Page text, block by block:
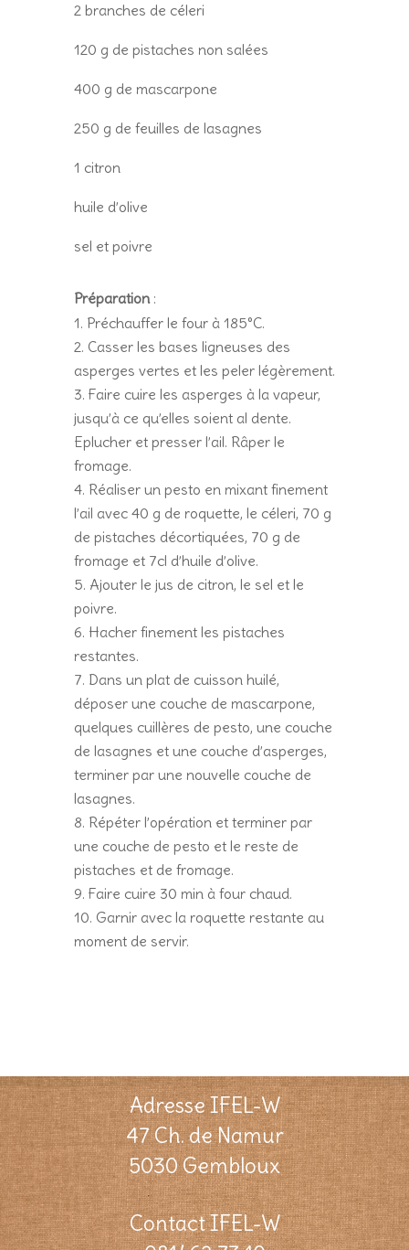
2 branches de céleri
120 g de pistaches non salées
400 g de mascarpone
250 g de feuilles de lasagnes
1 citron
huile d’olive
sel et poivre
Préparation:
Préchauffer le four à 185°C.
Casser les bases ligneuses des
asperges vertes et les peler légèrement.
Faire cuire les asperges à la vapeur,
jusqu’à ce qu’elles soient al dente.
Eplucher et presser l’ail. Râper le
fromage.
Réaliser un pesto en mixant finement
l’ail avec 40 g de roquette, le céleri, 70 g
de pistaches décortiquées, 70 g de
fromage et 7cl d’huile d’olive.
Ajouter le jus de citron, le sel et le
poivre.
Hacher finement les pistaches
restantes.
Dans un plat de cuisson huilé,
déposer une couche de mascarpone,
quelques cuillères de pesto, une couche
de lasagnes et une couche d’asperges,
terminer par une nouvelle couche de
lasagnes.
Répéter l’opération et terminer par
une couche de pesto et le reste de
pistaches et de fromage.
Faire cuire 30 min à four chaud.
Garnir avec la roquette restante au
moment de servir.
Adresse IFEL-W
47 Ch. de Namur
5030 Gembloux
Contact IFEL-W